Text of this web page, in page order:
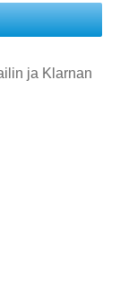
ja Klarnan